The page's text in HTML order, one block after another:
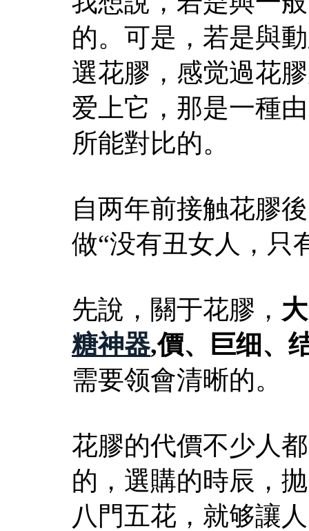
的。可是，若是與
選花膠，感觉過花
爱上它，那是一種
所能對比的。
自两年前接触花膠
做“没有丑女人，只
先說，關于花膠，
糖神器,價、巨细、
需要领會清晰的。
花膠的代價不少人
的，選購的時辰，
八門五花，就够讓